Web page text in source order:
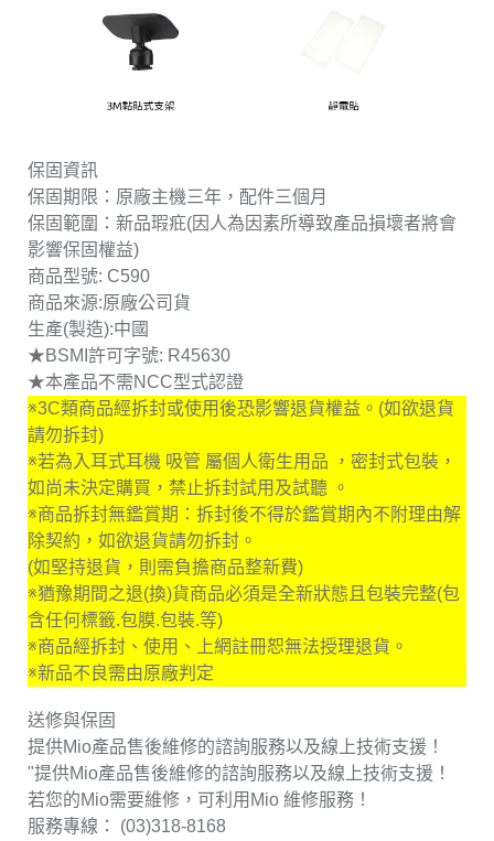
保固資訊
保固期限：原廠主機三年，配件三個月
保固範圍：新品瑕疪(因人為因素所導致產品損壞者將會
影響保固權益)
商品型號: C590
商品來源:原廠公司貨
生產(製造):中國
★BSMI許可字號: R45630
★本產品不需NCC型式認證
※3C類商品經拆封或使用後恐影響退貨權益。(如欲退貨
請勿拆封)
※若為入耳式耳機 吸管 屬個人衛生用品 ，密封式包裝，
如尚未決定購買，禁止拆封試用及試聽 。
※商品拆封無鑑賞期：拆封後不得於鑑賞期內不附理由解
除契約，如欲退貨請勿拆封。
(如堅持退貨，則需負擔商品整新費)
※猶豫期間之退(換)貨商品必須是全新狀態且包裝完整(包
含任何標籤.包膜.包裝.等)
※商品經拆封、使用、上網註冊恕無法授理退貨。
※新品不良需由原廠判定
送修與保固
提供Mio產品售後維修的諮詢服務以及線上技術支援！
"提供Mio產品售後維修的諮詢服務以及線上技術支援！
若您的Mio需要維修，可利用Mio 維修服務！
服務專線： (03)318-8168